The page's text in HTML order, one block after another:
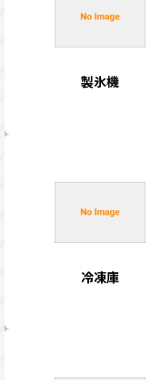
製氷機
冷凍庫